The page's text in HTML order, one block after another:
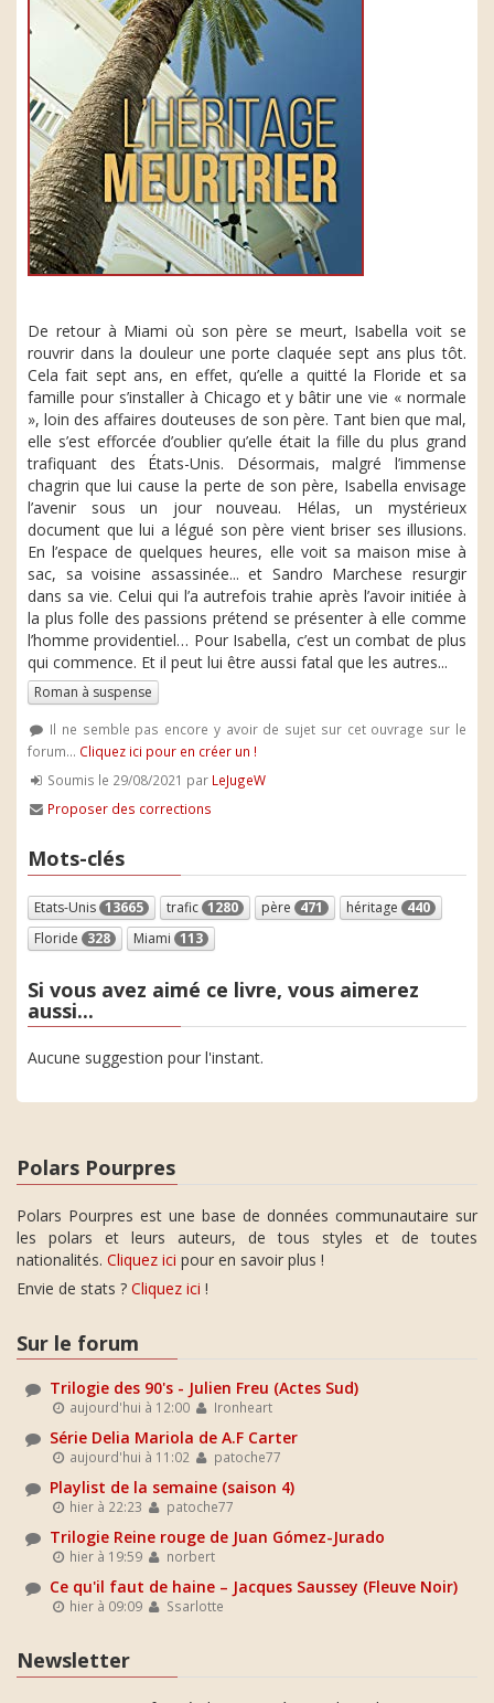
De retour à Miami où son père se meurt, Isabella voit se
rouvrir dans la douleur une porte claquée sept ans plus tôt.
Cela fait sept ans, en effet, qu’elle a quitté la Floride et sa
famille pour s’installer à Chicago et y bâtir une vie « normale
», loin des affaires douteuses de son père. Tant bien que mal,
elle s’est efforcée d’oublier qu’elle était la fille du plus grand
trafiquant des États-Unis. Désormais, malgré l’immense
chagrin que lui cause la perte de son père, Isabella envisage
l’avenir sous un jour nouveau. Hélas, un mystérieux
document que lui a légué son père vient briser ses illusions.
En l’espace de quelques heures, elle voit sa maison mise à
sac, sa voisine assassinée... et Sandro Marchese resurgir
dans sa vie. Celui qui l’a autrefois trahie après l’avoir initiée à
la plus folle des passions prétend se présenter à elle comme
l’homme providentiel… Pour Isabella, c’est un combat de plus
qui commence. Et il peut lui être aussi fatal que les autres...
Roman à suspense
Il ne semble pas encore y avoir de sujet sur cet ouvrage sur le
forum... Cliquez ici pour en créer un !
Soumis le 29/08/2021 par LeJugeW
Proposer des corrections
Mots-clés
Etats-Unis 13665 trafic 1280 père 471 héritage 440
Floride 328 Miami 113
Si vous avez aimé ce livre, vous aimerez
aussi...
Aucune suggestion pour l'instant.
Polars Pourpres
Polars Pourpres est une base de données communautaire sur
les polars et leurs auteurs, de tous styles et de toutes
nationalités. Cliquez ici pour en savoir plus !
Envie de stats ? Cliquez ici !
Sur le forum
Trilogie des 90's - Julien Freu (Actes Sud)
aujourd'hui à 12:00 Ironheart
Série Delia Mariola de A.F Carter
aujourd'hui à 11:02 patoche77
Playlist de la semaine (saison 4)
hier à 22:23 patoche77
Trilogie Reine rouge de Juan Gómez-Jurado
hier à 19:59 norbert
Ce qu'il faut de haine – Jacques Saussey (Fleuve Noir)
hier à 09:09 Ssarlotte
Newsletter